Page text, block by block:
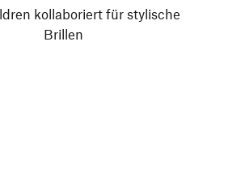
kollaboriert für stylische
Brillen